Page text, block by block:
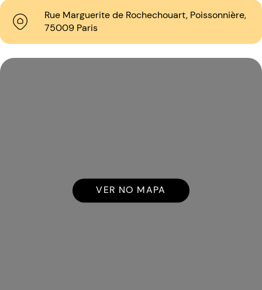
Rue Marguerite de Rochechouart, Poissonnière,
75009 Paris
VER NO MAPA